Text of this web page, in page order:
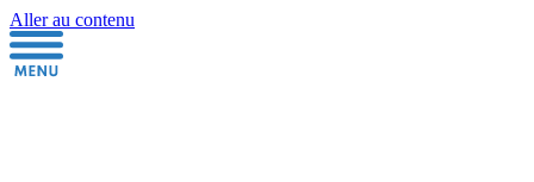
Aller au contenu